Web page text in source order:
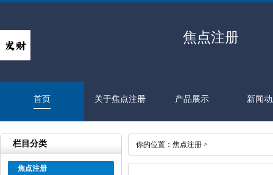
焦点注册
首页 关于焦点注册 产品展示 新闻
栏目分类
焦点注册
你的位置： 焦点注册 >